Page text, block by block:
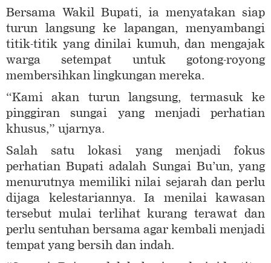
Bersama Wakil Bupati, ia menyatakan siap
turun langsung ke lapangan, menyambangi
titik-titik yang dinilai kumuh, dan mengajak
warga setempat untuk gotong-royong
membersihkan lingkungan mereka.
“Kami akan turun langsung, termasuk ke
pinggiran sungai yang menjadi perhatian
khusus,” ujarnya.
Salah satu lokasi yang menjadi fokus
perhatian Bupati adalah Sungai Bu’un, yang
menurutnya memiliki nilai sejarah dan perlu
dijaga kelestariannya. Ia menilai kawasan
tersebut mulai terlihat kurang terawat dan
perlu sentuhan bersama agar kembali menjadi
tempat yang bersih dan indah.